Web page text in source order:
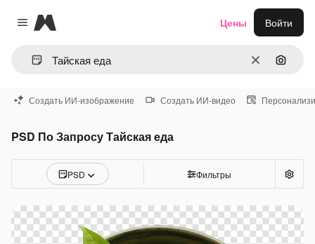
Close menu
Magnific
ОчиститьПоиск
Цены Войти
Создать ИИ-изображение Создать ИИ-видео
PSD По Запросу Тайская еда
PSD Фильтры